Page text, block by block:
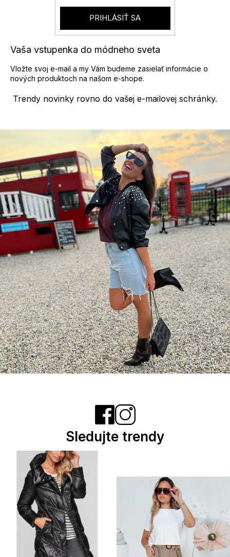
Trendy novinky rovno do vašej e-mailovej schránky.
Vaša vstupenka do módneho sveta
Vložte svoj e-mail a my Vám budeme zasielať informácie o
nových produktoch na našom e-shope.
PRIHLÁSIŤ SA